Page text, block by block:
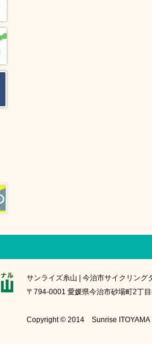
サンライズ糸山 | 今治市サイクリング
〒794-0001 愛媛県今治市砂場町2
Copyright © 2014 Sunrise